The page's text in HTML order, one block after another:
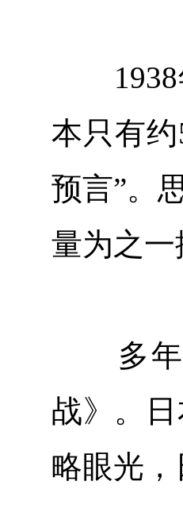
1938
本只有
预言”。
量为之一
多年后
战》。
略眼光，